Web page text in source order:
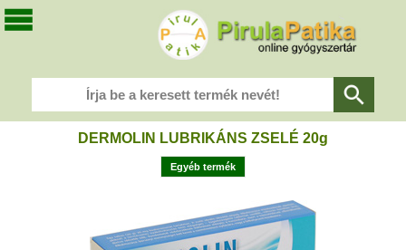
DERMOLIN LUBRIKÁNS ZSELÉ 20g
Egyéb termék